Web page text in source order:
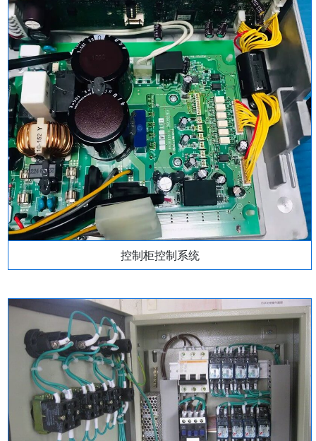
控制柜控制系统